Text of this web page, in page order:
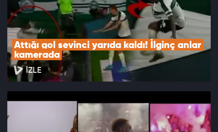
Attığı gol sevinci yarıda kaldı! İlginç anlar
kamerada
İZLE